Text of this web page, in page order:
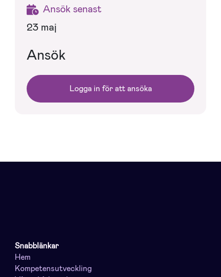
Ansök senast
23 maj
Ansök
Logga in för att ansöka
Snabblänkar
Hem
Kompetensutveckling